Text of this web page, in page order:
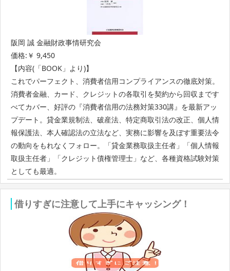
阪岡 誠 金融財政事情研究会
価格:￥ 9,450
【内容(「BOOK」より)】
これでパーフェクト、消費者信用コンプライアンスの徹底対策。
消費者金融、カード、クレジットの各取引を契約から回収まです
べてカバー、好評の『消費者信用の法務対策330講』を最新アッ
プデート。貸金業規制法、破産法、特定商取引法の改正、個人情
報保護法、本人確認法の立法など、実務に影響を及ぼす重要法令
の動向をもれなくフォロー。「貸金業務取扱主任者」「個人情報
取扱主任者」「クレジット債権管理士」など、各種資格試験対策
としても最適。
借りすぎに注意して上手にキャッシング！